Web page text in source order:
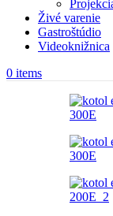
Živé varenie
Gastroštúdio
Videoknižnica
0 items